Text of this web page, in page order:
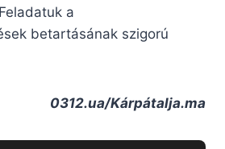
a
betartásának szigorú
0312.ua/Kárpátalja.ma